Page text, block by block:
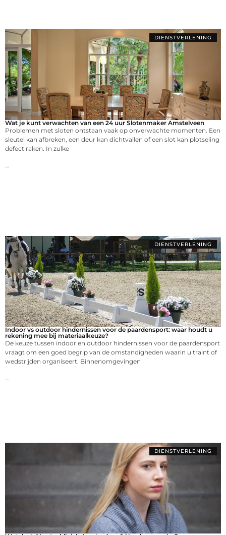
DIENSTVERLENING
Wat je kunt verwachten van een 24 uur Slotenmaker Amstelveen
Problemen met sloten ontstaan vaak op onverwachte momenten. Een
sleutel kan afbreken, een deur kan dichtvallen of een slot kan plotseling
defect raken. In zulke
DIENSTVERLENING
Indoor vs outdoor hindernissen voor de paardensport: waar houdt u
rekening mee bij materiaalkeuze?
De keuze tussen indoor en outdoor hindernissen voor de paardensport
vraagt om een goed begrip van de omstandigheden waarin u traint of
wedstrijden organiseert. Binnenomgevingen
DIENSTVERLENING